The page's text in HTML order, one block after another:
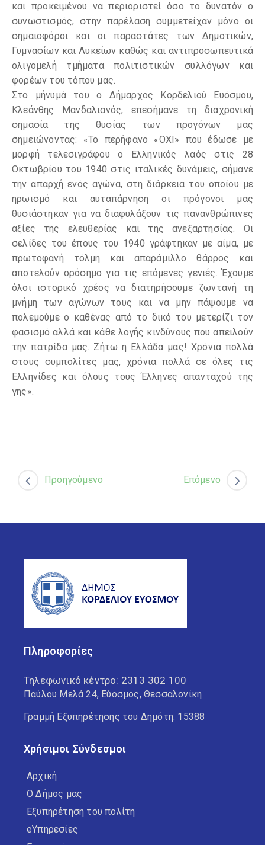
και προκειμένου να περιοριστεί όσο το δυνατόν ο
συνωστισμός, στην παρέλαση συμμετείχαν μόνο οι
σημαιοφόροι και οι παραστάτες των Δημοτικών,
Γυμνασίων και Λυκείων καθώς και αντιπροσωπευτικά
ολιγομελή τμήματα πολιτιστικών συλλόγων και
φορέων του τόπου μας.
Στο μήνυμά του ο Δήμαρχος Κορδελιού Ευόσμου,
Κλεάνθης Μανδαλιανός, επεσήμανε τη διαχρονική
σημασία της θυσίας των προγόνων μας
σημειώνοντας: «Το περήφανο «ΟΧΙ» που έδωσε με
μορφή τελεσιγράφου ο Ελληνικός λαός στις 28
Οκτωβρίου του 1940 στις ιταλικές δυνάμεις, σήμανε
την απαρχή ενός αγώνα, στη διάρκεια του οποίου με
ηρωισμό και αυταπάρνηση οι πρόγονοι μας
θυσιάστηκαν για να διαφυλάξουν τις πανανθρώπινες
αξίες της ελευθερίας και της ανεξαρτησίας. Οι
σελίδες του έπους του 1940 γράφτηκαν με αίμα, με
πρωτοφανή τόλμη και απαράμιλλο θάρρος και
αποτελούν ορόσημο για τις επόμενες γενιές. Έχουμε
όλοι ιστορικό χρέος να διατηρήσουμε ζωντανή τη
μνήμη των αγώνων τους και να μην πάψουμε να
πολεμούμε ο καθένας από το δικό του μετερίζι τον
φασισμό αλλά και κάθε λογής κινδύνους που απειλούν
την πατρίδα μας. Ζήτω η Ελλάδα μας! Χρόνια πολλά
στους συμπολίτες μας, χρόνια πολλά σε όλες τις
Ελληνίδες και όλους τους Έλληνες απανταχού της
γης».
Προηγούμενο Επόμενο
Πληροφορίες
Τηλεφωνικό κέντρο: 2313 302 100
Παύλου Μελά 24, Εύοσμος, Θεσσαλονίκη
Γραμμή Εξυπηρέτησης του Δημότη: 15388
Χρήσιμοι Σύνδεσμοι
Αρχική
Ο Δήμος μας
Εξυπηρέτηση του πολίτη
eΥπηρεσίες